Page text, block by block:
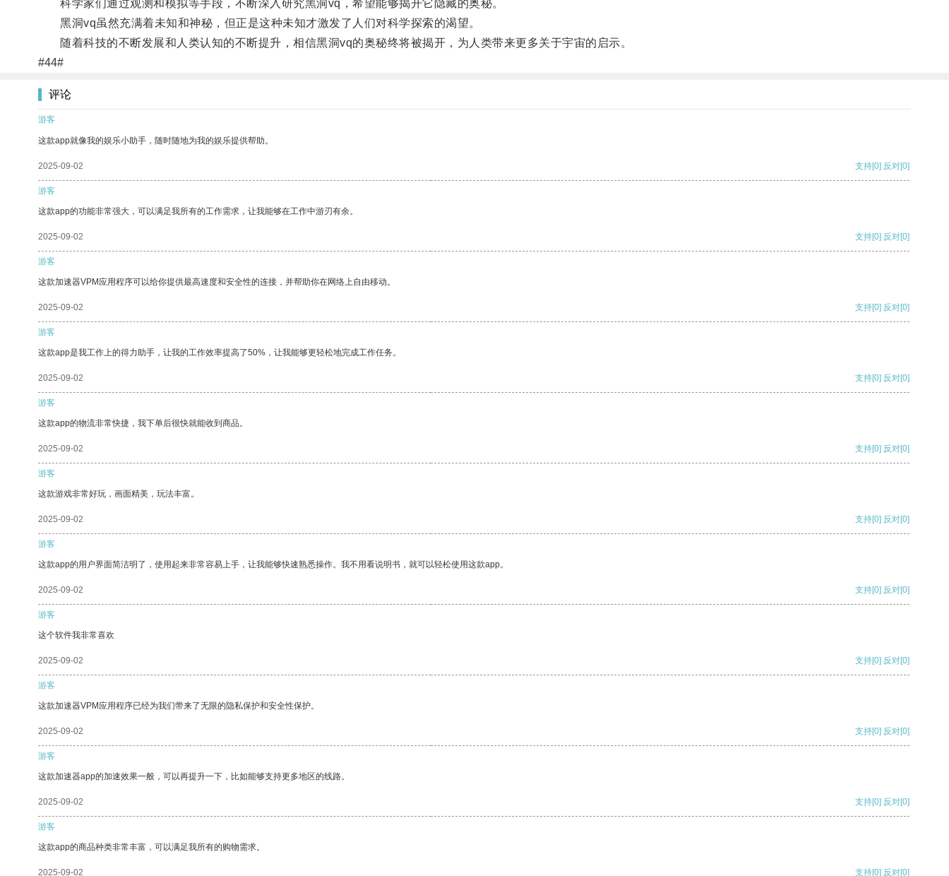
科学家们通过观测和模拟等手段，不断深入研究黑洞vq，希望能够揭开它隐藏的奥秘。
黑洞vq虽然充满着未知和神秘，但正是这种未知才激发了人们对科学探索的渴望。
随着科技的不断发展和人类认知的不断提升，相信黑洞vq的奥秘终将被揭开，为人类带来更多关于宇宙的启示。
#44#
评论
游客
这款app就像我的娱乐小助手，随时随地为我的娱乐提供帮助。
2025-09-02 支持[0] 反对[0]
游客
这款app的功能非常强大，可以满足我所有的工作需求，让我能够在工作中游刃有余。
2025-09-02 支持[0] 反对[0]
游客
这款加速器VPM应用程序可以给你提供最高速度和安全性的连接，并帮助你在网络上自由移动。
2025-09-02 支持[0] 反对[0]
游客
这款app是我工作上的得力助手，让我的工作效率提高了50%，让我能够更轻松地完成工作任务。
2025-09-02 支持[0] 反对[0]
游客
这款app的物流非常快捷，我下单后很快就能收到商品。
2025-09-02 支持[0] 反对[0]
游客
这款游戏非常好玩，画面精美，玩法丰富。
2025-09-02 支持[0] 反对[0]
游客
这款app的用户界面简洁明了，使用起来非常容易上手，让我能够快速熟悉操作。我不用看说明书，就可以轻松使用这款app。
2025-09-02 支持[0] 反对[0]
游客
这个软件我非常喜欢
2025-09-02 支持[0] 反对[0]
游客
这款加速器VPM应用程序已经为我们带来了无限的隐私保护和安全性保护。
2025-09-02 支持[0] 反对[0]
游客
这款加速器app的加速效果一般，可以再提升一下，比如能够支持更多地区的线路。
2025-09-02 支持[0] 反对[0]
游客
这款app的商品种类非常丰富，可以满足我所有的购物需求。
2025-09-02 支持[0] 反对[0]